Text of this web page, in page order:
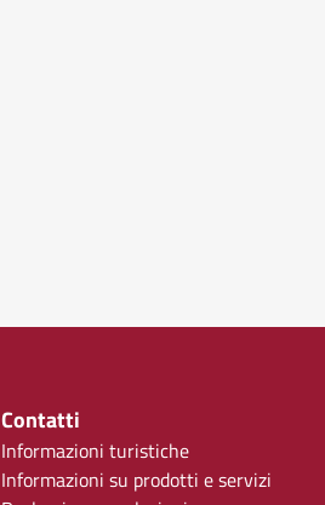
Contatti
Informazioni turistiche
Informazioni su prodotti e servizi